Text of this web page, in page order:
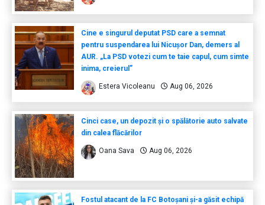
Cine e singurul deputat PSD care a semnat
pentru suspendarea lui Nicușor Dan, demers al
AUR. „La PSD votezi cum te taie capul, cum simte
inima, creierul”
Estera Vicoleanu Aug 06, 2026
Cinci case, un depozit și o spălătorie auto salvate
din calea flăcărilor
Oana Sava Aug 06, 2026
Fostul atacant de la FC Botoșani și-a găsit echipă